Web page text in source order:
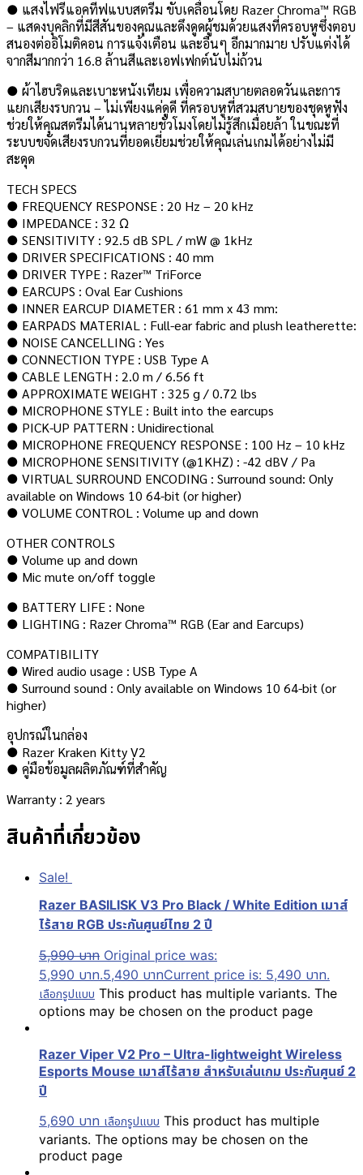
● แสงไฟรีแอคทีฟแบบสตรีม ขับเคลื่อนโดย Razer Chroma™ RGB
– แสดงบุคลิกที่มีสีสันของคุณและดึงดูดผู้ชมด้วยแสงที่ครอบหูซึ่งตอบ
สนองต่ออิโมติคอน การแจ้งเตือน และอื่นๆ อีกมากมาย ปรับแต่งได้
จากสีมากกว่า 16.8 ล้านสีและเอฟเฟกต์นับไม่ถ้วน
● ผ้าไฮบริดและเบาะหนังเทียม เพื่อความสบายตลอดวันและการ
แยกเสียงรบกวน – ไม่เพียงแค่ดูดี ที่ครอบหูที่สวมสบายของชุดหูฟัง
ช่วยให้คุณสตรีมได้นานหลายชั่วโมงโดยไม่รู้สึกเมื่อยล้า ในขณะที่
ระบบขจัดเสียงรบกวนที่ยอดเยี่ยมช่วยให้คุณเล่นเกมได้อย่างไม่มี
สะดุด
TECH SPECS
● FREQUENCY RESPONSE : 20 Hz – 20 kHz
● IMPEDANCE : 32 Ω
● SENSITIVITY : 92.5 dB SPL / mW @ 1kHz
● DRIVER SPECIFICATIONS : 40 mm
● DRIVER TYPE : Razer™ TriForce
● EARCUPS : Oval Ear Cushions
● INNER EARCUP DIAMETER : 61 mm x 43 mm:
● EARPADS MATERIAL : Full-ear fabric and plush leatherette:
● NOISE CANCELLING : Yes
● CONNECTION TYPE : USB Type A
● CABLE LENGTH : 2.0 m / 6.56 ft
● APPROXIMATE WEIGHT : 325 g / 0.72 lbs
● MICROPHONE STYLE : Built into the earcups
● PICK-UP PATTERN : Unidirectional
● MICROPHONE FREQUENCY RESPONSE : 100 Hz – 10 kHz
● MICROPHONE SENSITIVITY (@1KHZ) : -42 dBV / Pa
● VIRTUAL SURROUND ENCODING : Surround sound: Only
available on Windows 10 64-bit (or higher)
● VOLUME CONTROL : Volume up and down
OTHER CONTROLS
● Volume up and down
● Mic mute on/off toggle
● BATTERY LIFE : None
● LIGHTING : Razer Chroma™ RGB (Ear and Earcups)
COMPATIBILITY
● Wired audio usage : USB Type A
● Surround sound : Only available on Windows 10 64-bit (or
higher)
อุปกรณ์ในกล่อง
● Razer Kraken Kitty V2
● คู่มือข้อมูลผลิตภัณฑ์ที่สำคัญ
Warranty : 2 years
สินค้าที่เกี่ยวข้อง
Sale!
Razer BASILISK V3 Pro Black / White Edition เมาส์
ไร้สาย RGB ประกันศูนย์ไทย 2 ปี
5,990บาท Original price was:
5,990 บาท.5,490 บาทCurrent price is: 5,490 บาท.
เลือกรูปแบบ This product has multiple variants. The
options may be chosen on the product page
Razer Viper V2 Pro – Ultra-lightweight Wireless
Esports Mouse เมาส์ไร้สาย สำหรับเล่นเกม ประกันศูนย์ 2
ปี
5,690 บาท เลือกรูปแบบ This product has multiple
variants. The options may be chosen on the
product page